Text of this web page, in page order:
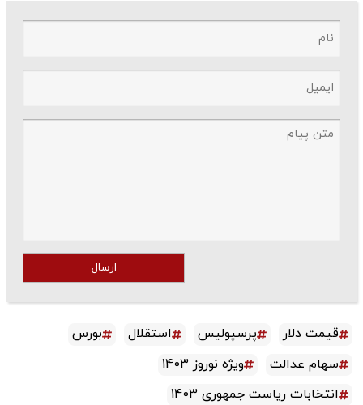
ارسال
قیمت دلار پرسپولیس استقلال
بورس
سهام عدالت
ویژه نوروز 1403
انتخابات ریاست جمهوری 1403